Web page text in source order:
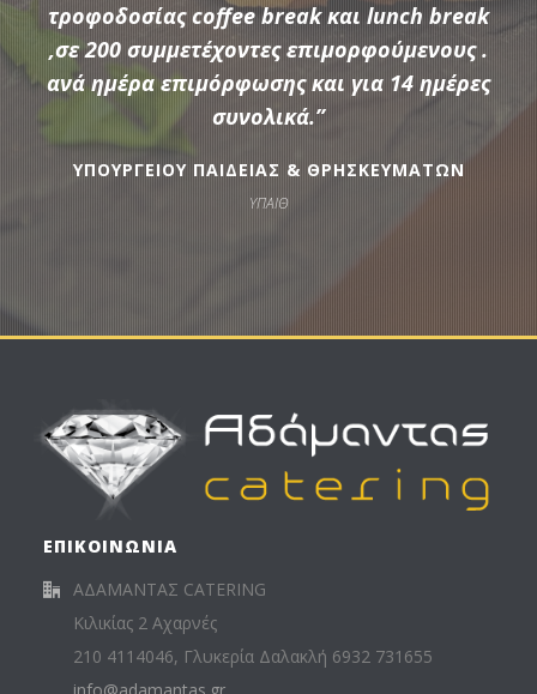
ΠΕΡΙΣΣΟΤΕΡΑ
τροφοδοσίας coffee break και lunch break
,σε 200 συμμετέχοντες επιμορφούμενους .
ανά ημέρα επιμόρφωσης και για 14 ημέρες
συνολικά.”
ΥΠΟΥΡΓΕΙΟΥ ΠΑΙΔΕΙΑΣ & ΘΡΗΣΚΕΥΜΑΤΩΝ
ΥΠΑΙΘ
ΕΠΙΚΟΙΝΩΝΙΑ
ΑΔΑΜΑΝΤΑΣ CATERING
Κιλικίας 2 Αχαρνές
210 4114046, Γλυκερία Δαλακλή 6932 731655